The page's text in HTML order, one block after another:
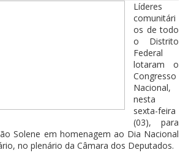
Líderes
comunitári
os de todo
o Distrito
Federal
lotaram o
Congresso
Nacional,
nesta
sexta-feira
(03), para
Solene em homenagem ao Dia Nacional
no plenário da Câmara dos Deputados.